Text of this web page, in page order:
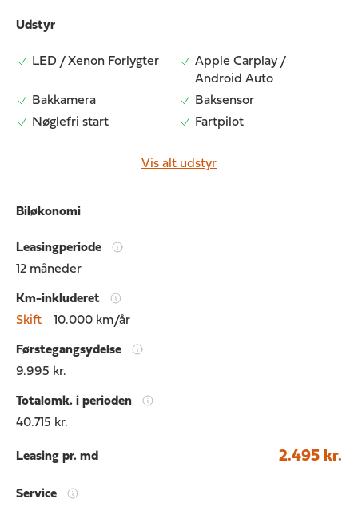
Udstyr
LED / Xenon Forlygter
Apple Carplay /
Android Auto
Bakkamera
Baksensor
Nøglefri start
Fartpilot
Vis alt udstyr
Biløkonomi
Leasingperiode
12 måneder
Km-inkluderet
Skift
10.000 km/år
Førstegangsydelse
9.995 kr.
Totalomk. i perioden
40.715 kr.
Leasing pr. md 2.495 kr.
Service